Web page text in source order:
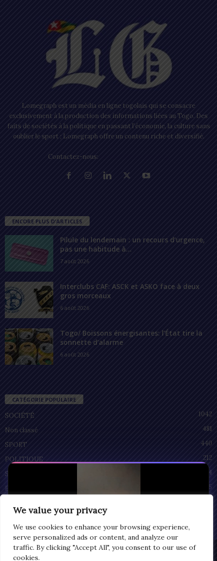
We value your privacy
We use cookies to enhance your browsing experience,
serve personalized ads or content, and analyze our
traffic. By clicking "Accept All", you consent to our use of
cookies.
Lomegraph est un média en ligne togolais qui se consacre
exclusivement à la production des informations liées au Togo. Des
faits de sociétés à la politique en passant l’économie, la culture sans
oublier le sport ; Lomegraph offre un contenu riche et diversifié.
Contactez-nous:
ENCORE PLUS D'ARTICLES
Pilule du lendemain : un recours d’urgence,
pas une habitude à...
7 août 2026
Interclubs CAF: ASCK et ASKO face à deux
gros morceaux
6 août 2026
Togo/ Boissons énergisantes: l’État tire la
sonnette d’alarme
6 août 2026
CATÉGORIE POPULAIRE
SOCIÉTÉ
1042
Non classé
481
SPORT
440
POLITIQUE
212
SANTÉ
94
ECONOMIE
55
Privacy